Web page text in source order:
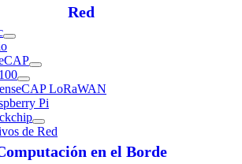
Red
LoRaWAN
Pi
de Red
en el Borde